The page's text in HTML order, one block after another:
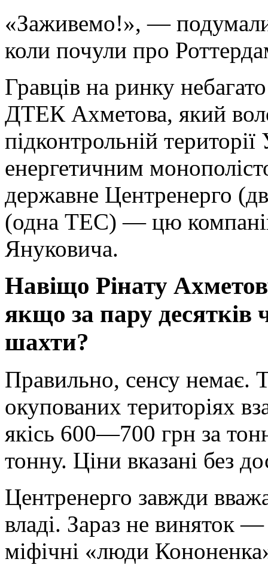
«Заживемо!», —
коли почули про
Гравців на ринку
ДТЕК Ахметова, який
підконтрольній
енергетичним
державне Центренерго
(одна ТЕС) — цю
Януковича.
Навіщо Рінату
якщо за пару десятків
шахти?
Правильно, сенсу немає.
окупованих територіях
якісь 600—700 грн за
тонну. Ціни вказані без
Центренерго завжди
владі. Зараз не виняток
міфічні «люди